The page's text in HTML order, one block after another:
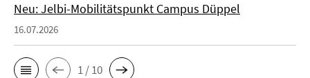
Neu: Jelbi-Mobilitätspunkt Campus Düppel
16.07.2026
1 / 10